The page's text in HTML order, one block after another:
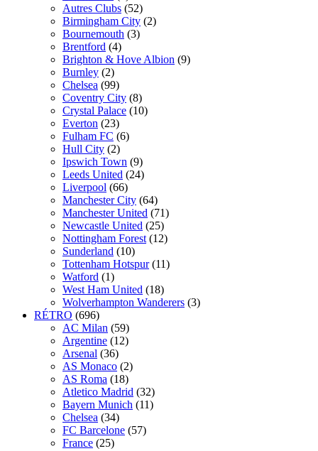
Autres Clubs (52)
Birmingham City (2)
Bournemouth (3)
Brentford (4)
Brighton & Hove Albion (9)
Burnley (2)
Chelsea (99)
Coventry City (8)
Crystal Palace (10)
Everton (23)
Fulham FC (6)
Hull City (2)
Ipswich Town (9)
Leeds United (24)
Liverpool (66)
Manchester City (64)
Manchester United (71)
Newcastle United (25)
Nottingham Forest (12)
Sunderland (10)
Tottenham Hotspur (11)
Watford (1)
West Ham United (18)
Wolverhampton Wanderers (3)
RÉTRO (696)
AC Milan (59)
Argentine (12)
Arsenal (36)
AS Monaco (2)
AS Roma (18)
Atletico Madrid (32)
Bayern Munich (11)
Chelsea (34)
FC Barcelone (57)
France (25)